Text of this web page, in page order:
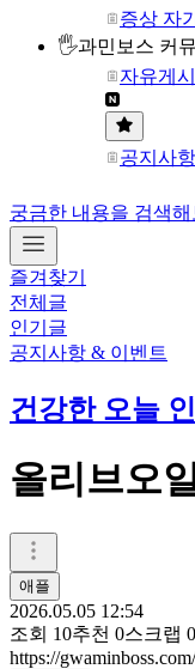
증상 자
🖐과민보스 커뮤
자유게
공지사
궁금한 내용을 검색해
즐겨찾기
전체글
인기글
공지사항 & 이벤트
건강한 오늘
올리브오
애플
2026.05.05 12:54
조회 10추천 0스크랩 0
https://